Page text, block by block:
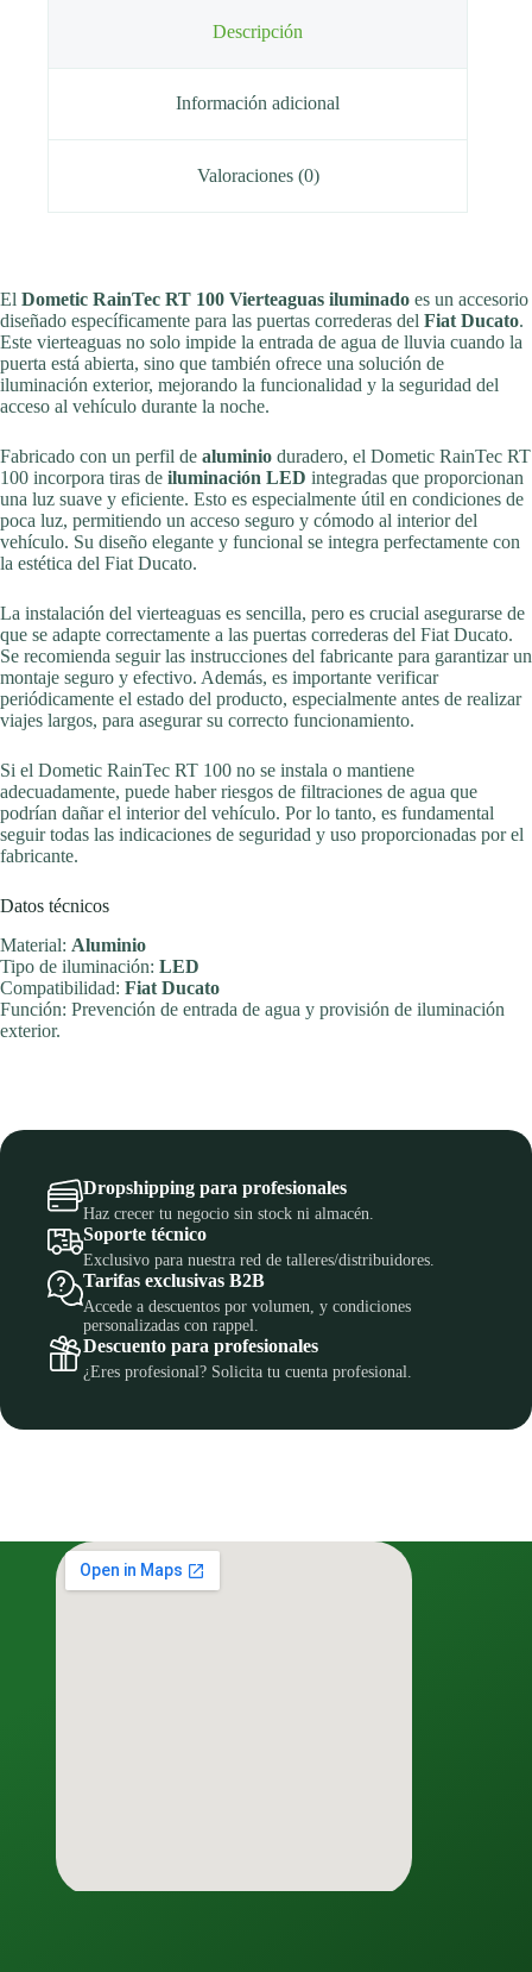
Descripción
Información adicional
Valoraciones (0)
El Dometic RainTec RT 100 Vierteaguas iluminado es un accesorio
diseñado específicamente para las puertas correderas del Fiat Ducato.
Este vierteaguas no solo impide la entrada de agua de lluvia cuando la
puerta está abierta, sino que también ofrece una solución de
iluminación exterior, mejorando la funcionalidad y la seguridad del
acceso al vehículo durante la noche.
Fabricado con un perfil de aluminio duradero, el Dometic RainTec RT
100 incorpora tiras de iluminación LED integradas que proporcionan
una luz suave y eficiente. Esto es especialmente útil en condiciones de
poca luz, permitiendo un acceso seguro y cómodo al interior del
vehículo. Su diseño elegante y funcional se integra perfectamente con
la estética del Fiat Ducato.
La instalación del vierteaguas es sencilla, pero es crucial asegurarse de
que se adapte correctamente a las puertas correderas del Fiat Ducato.
Se recomienda seguir las instrucciones del fabricante para garantizar un
montaje seguro y efectivo. Además, es importante verificar
periódicamente el estado del producto, especialmente antes de realizar
viajes largos, para asegurar su correcto funcionamiento.
Si el Dometic RainTec RT 100 no se instala o mantiene
adecuadamente, puede haber riesgos de filtraciones de agua que
podrían dañar el interior del vehículo. Por lo tanto, es fundamental
seguir todas las indicaciones de seguridad y uso proporcionadas por el
fabricante.
Datos técnicos
Material: Aluminio
Tipo de iluminación: LED
Compatibilidad: Fiat Ducato
Función: Prevención de entrada de agua y provisión de iluminación
exterior.
Dropshipping para profesionales
Haz crecer tu negocio sin stock ni almacén.
Soporte técnico
Exclusivo para nuestra red de talleres/distribuidores.
Tarifas exclusivas B2B
Accede a descuentos por volumen, y condiciones
personalizadas con rappel.
Descuento para profesionales
¿Eres profesional? Solicita tu cuenta profesional.